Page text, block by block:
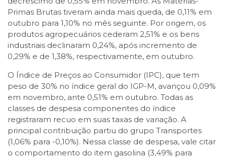
Primas Brutas tiveram ainda mais queda, de 0,11% em
outubro para 1,10% no mês seguinte. Por origem, os
produtos agropecuários cederam 2,51% e os bens
industriais declinaram 0,24%, após incremento de
0,29% e de 1,38%, respectivamente, em outubro.
O Índice de Preços ao Consumidor (IPC), que tem
peso de 30% no índice geral do IGP-M, avançou 0,09%
em novembro, ante 0,51% em outubro. Todas as
classes de despesa componentes do índice
registraram recuo em suas taxas de variação. A
principal contribuição partiu do grupo Transportes
(1,06% para -0,10%). Nessa classe de despesa, vale citar
o comportamento do item gasolina (3,49% para